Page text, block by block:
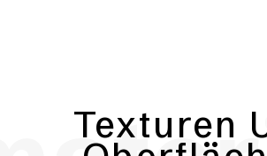
Texturen